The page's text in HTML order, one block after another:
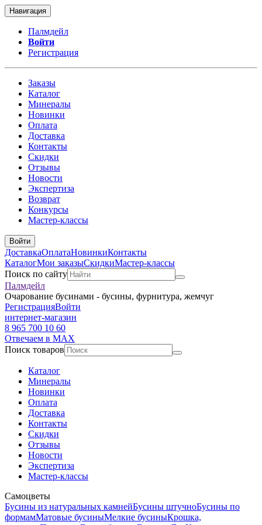
Навигация
Палмдейл
Войти
Регистрация
Заказы
Каталог
Минералы
Новинки
Оплата
Доставка
Контакты
Скидки
Отзывы
Новости
Экспертиза
Возврат
Конкурсы
Мастер-классы
Войти
ДоставкаОплатаНовинкиКонтакты
КаталогМои заказыСкидкиМастер-классы
Поиск по сайту
Палмдейл
Очарование бусинами - бусины, фурнитура, жемчуг
РегистрацияВойти
интернет-магазин
8 965 700 10 60
Отвечаем в MAX
Поиск товаров
Каталог
Минералы
Новинки
Оплата
Доставка
Контакты
Скидки
Отзывы
Новости
Экспертиза
Мастер-классы
Самоцветы
Бусины из натуральных камнейБусины штучноБусины по
формамМатовые бусиныМелкие бусиныКрошка,